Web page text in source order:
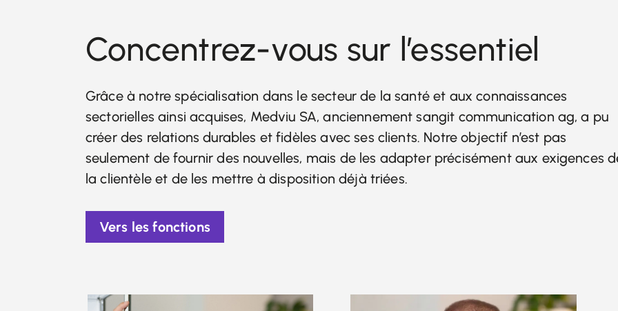
Concentrez-vous sur l’essentiel
Grâce à notre spécialisation dans le secteur de la santé et aux connaissances
sectorielles ainsi acquises, Medviu SA, anciennement sangit communication ag, a pu
créer des relations durables et fidèles avec ses clients. Notre objectif n’est pas
seulement de fournir des nouvelles, mais de les adapter précisément aux exigences
la clientèle et de les mettre à disposition déjà triées.
Vers les fonctions